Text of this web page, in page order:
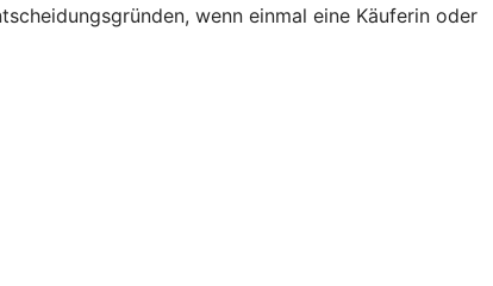
wenn einmal eine Käuferin oder